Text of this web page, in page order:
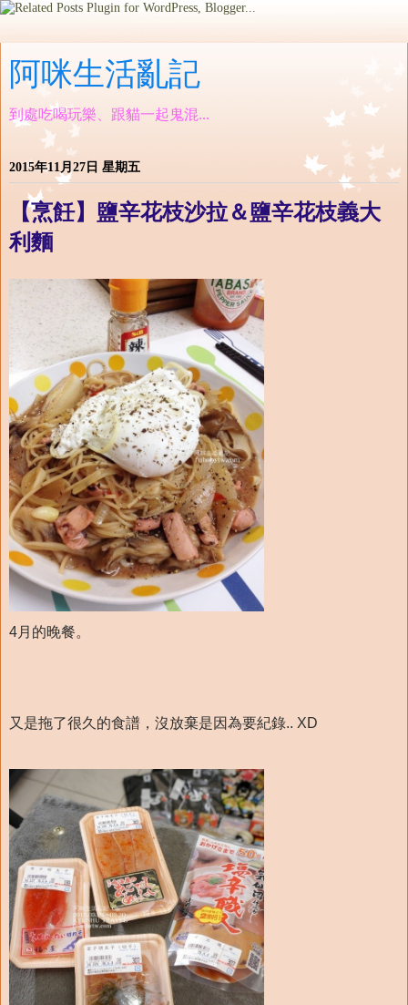
阿咪生活亂記
到處吃喝玩樂、跟貓一起鬼混...
2015年11月27日 星期五
【烹飪】鹽辛花枝沙拉＆鹽辛花枝義大
利麵
4月的晚餐。
又是拖了很久的食譜，沒放棄是因為要紀錄.. XD